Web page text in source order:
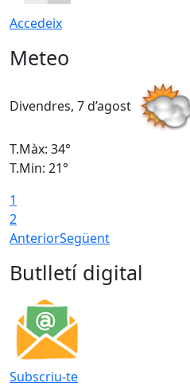
Accedeix
Meteo
Divendres, 7 d’agost
T.Màx: 34°
T.Min: 21°
1
2
AnteriorSegüent
Butlletí digital
Subscriu-te